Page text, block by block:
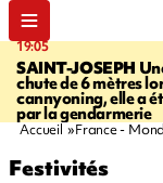
19:05
SAINT-JOSEPH
chute de 6 mètres
cannyoning, elle a
par la gendarmerie
Accueil France -
Festivités